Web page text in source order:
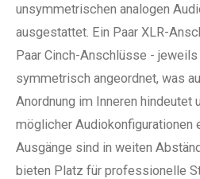
unsymmetrischen analogen
ausgestattet. Ein Paar XLR-
Paar Cinch-Anschlüsse -
symmetrisch angeordnet, was
Anordnung im Inneren hindeutet
möglicher Audiokonfigurationen
Ausgänge sind in weiten
bieten Platz für professionelle